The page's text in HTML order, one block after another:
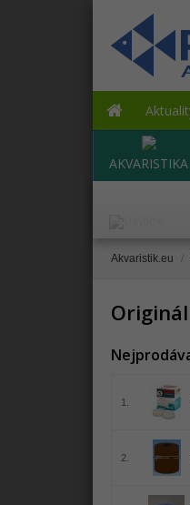
AKVARISTIKA
Akvaristik.eu /
1.
2.